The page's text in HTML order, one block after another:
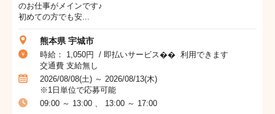
のお仕事がメインです♪
初めての方でも安...
熊本県 宇城市
時給： 1,050円 / 即払いサービス�� 利用できます
交通費 支給無し
2026/08/08(土) ～ 2026/08/13(木)
※1日単位で応募可能
09:00 ～ 13:00 、 13:00 ～ 17:00